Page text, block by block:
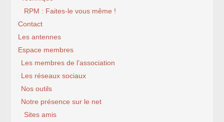
RPM : Faites-le vous même !
Contact
Les antennes
Espace membres
Les membres de l’association
Les réseaux sociaux
Nos outils
Notre présence sur le net
Sites amis